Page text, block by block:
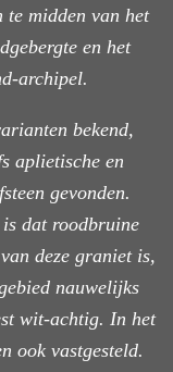
te midden van het
en het
archipel.
bekend,
aplietische en
gevonden.
dat roodbruine
deze graniet is,
nauwelijks
wit-achtig. In het
ook vastgesteld.